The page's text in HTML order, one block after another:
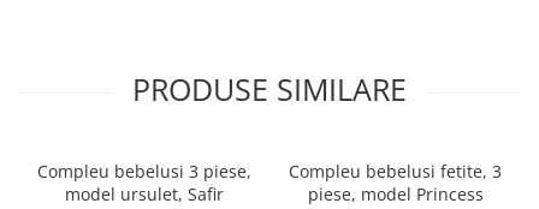
PRODUSE SIMILARE
Compleu bebelusi 3 piese,
model ursulet, Safir
Compleu bebelusi fetite, 3
piese, model Princess